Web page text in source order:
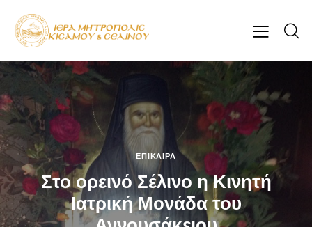
ΕΠΊΚΑΙΡΑ
Στο ορεινό Σέλινο η Κινητή
Ιατρική Μονάδα του